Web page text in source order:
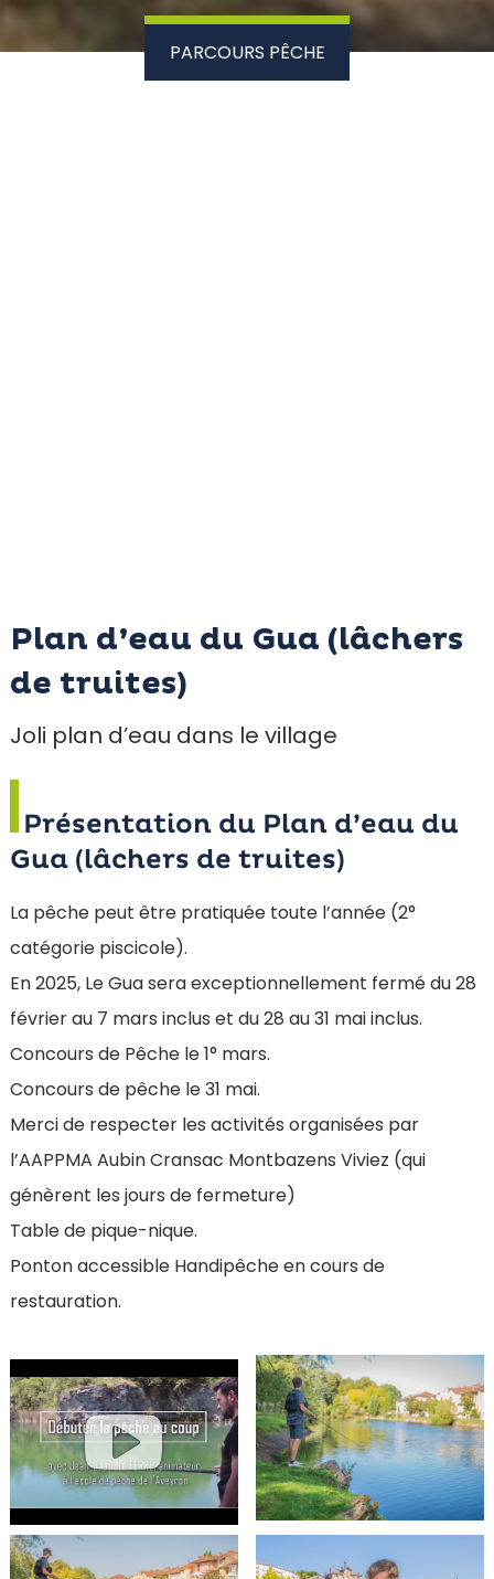
PARCOURS PÊCHE
Plan d’eau du Gua (lâchers
de truites)
Joli plan d’eau dans le village
Présentation du Plan d’eau du
Gua (lâchers de truites)
La pêche peut être pratiquée toute l’année (2°
catégorie piscicole).
En 2025, Le Gua sera exceptionnellement fermé du 28
février au 7 mars inclus et du 28 au 31 mai inclus.
Concours de Pêche le 1° mars.
Concours de pêche le 31 mai.
Merci de respecter les activités organisées par
l’AAPPMA Aubin Cransac Montbazens Viviez (qui
génèrent les jours de fermeture)
Table de pique-nique.
Ponton accessible Handipêche en cours de
restauration.